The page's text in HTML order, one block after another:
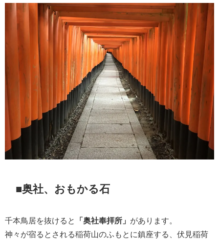
■奥社、おもかる石
千本鳥居を抜けると 「奥社奉拝所」 があります。
神々が宿るとされる稲荷山のふもとに鎮座する、伏見稲荷